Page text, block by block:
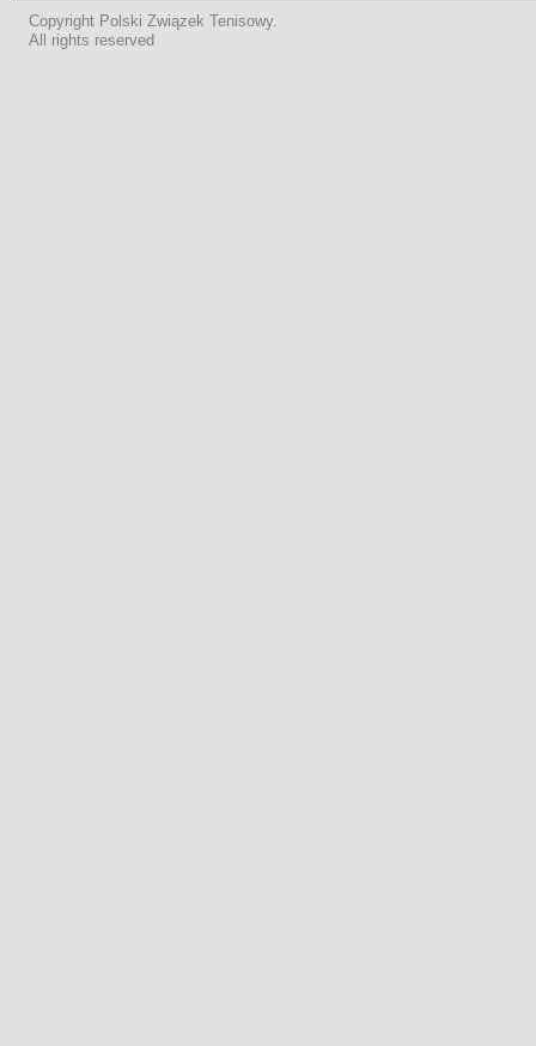
Copyright Polski Związek Tenisowy.
All rights reserved